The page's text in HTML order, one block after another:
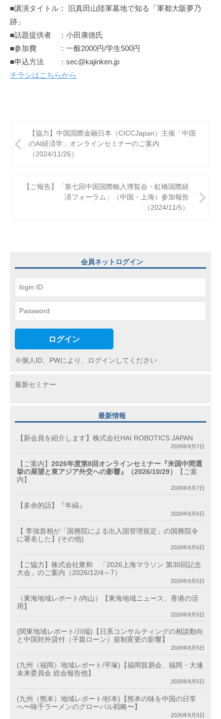
■講演タイトル： 旧真田山陸軍墓地で知る「軍都大阪夢乃
跡」
■話題提供者 ：小田康徳氏
■参加費 ：一般2000円/学生500円
■申込方法 ：sec@kajinken.jp
チラシはこちらから
稿
【協力】中国国際金融日本（CICCJapan）主催「中国
のAI経済学」オンラインセミナーのご案内
（2024/11/26）
【ご報告】「第七回中国国際輸入博覧会・虹橋国際経
済フォーラム」（中国・上海）参加報告
（2024/11/5）
会員ネットログイン
ログイン
※個人ID、PWにより、ログインしてください
最新セミナー
最新情報
【新会員を紹介します】株式会社HAI ROBOTICS JAPAN
2026年8月7日
【ご案内】 2026年度第8回オンラインセミナー『米国中間選
挙の展望と東アジア外交への影響』（2026/10/29）
【ご案
内】
2026年8月7日
【多余的話】『年縞』
2026年8月6日
【 李強首相が「国務院による出入国管理規定」の国務院令
に署名した】(その他)
2026年8月6日
【ご協力】株式会社衆和 「2026上海マラソン 第30回記念
大会」のご案内（2026/12/4～7）
2026年8月5日
（東海地域レポート/内山）【東海地域ニュース、香港の活
用】
2026年8月5日
(関東地域レポート/川端)【日系コンサルティングの相談動向
と中国対外貸付（子親ローン）規制変更の影響】
2026年8月5日
(九州（福岡）地域レポート/平塚)【福岡貿易会、福岡・大連
未来委員会 総会報告他】
2026年8月5日
(九州（熊本）地域レポート/杉本)【熊本の味を中国の日常
へ〜味千ラーメンのグローバル戦略〜】
2026年8月5日